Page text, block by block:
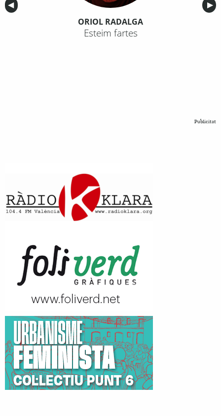
Anterior
◀︎ ▶︎
ORIOL RADALGA
Esteim fartes
Publicitat